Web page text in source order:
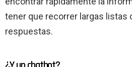
tener que recorrer largas listas
respuestas.